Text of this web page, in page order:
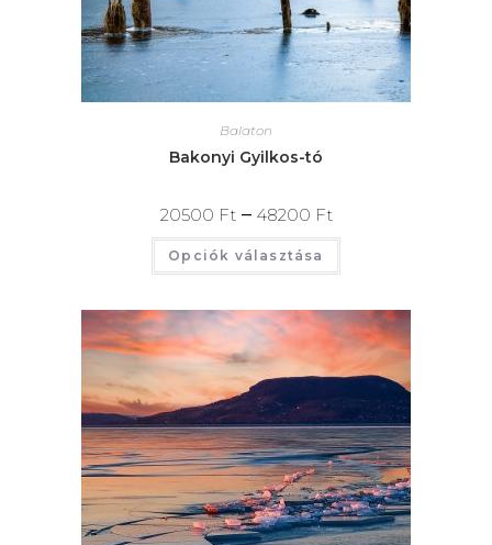
Balaton
Bakonyi Gyilkos-tó
20500 Ft– 48200 Ft
Opciók választása